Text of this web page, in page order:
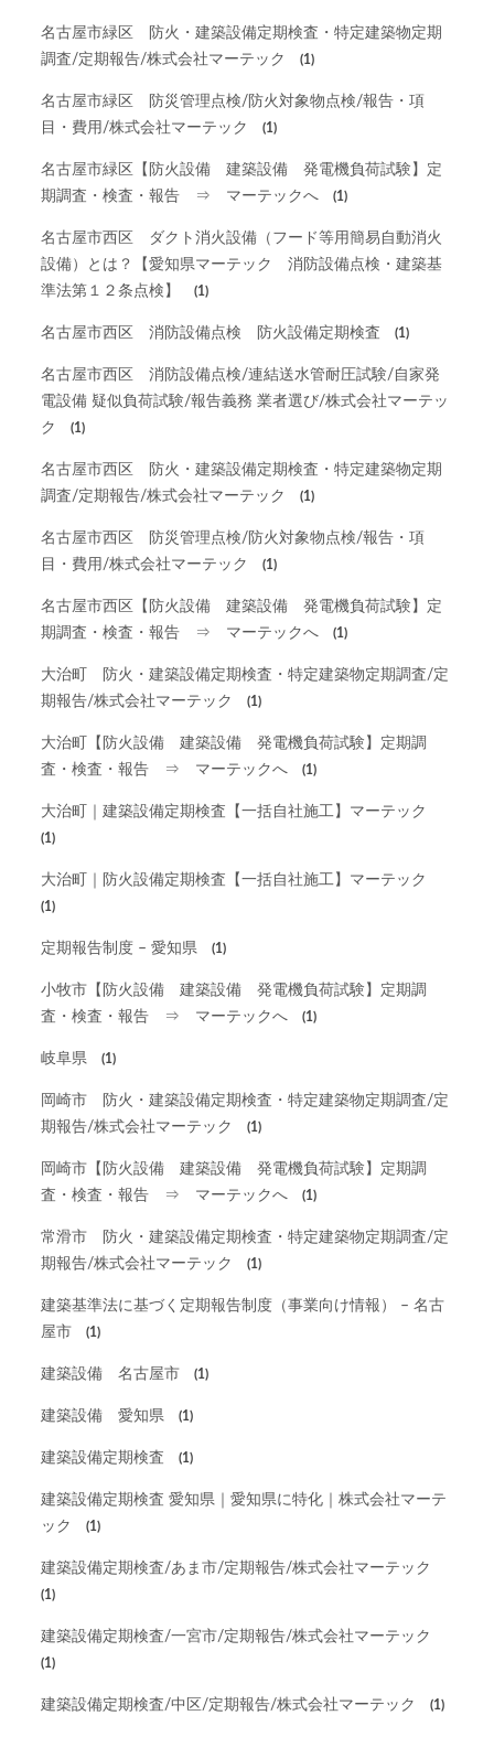
名古屋市緑区 防火・建築設備定期検査・特定建築物定期
調査/定期報告/株式会社マーテック
(1)
名古屋市緑区 防災管理点検/防火対象物点検/報告・項
目・費用/株式会社マーテック
(1)
名古屋市緑区【防火設備 建築設備 発電機負荷試験】定
期調査・検査・報告 ⇒ マーテックへ
(1)
名古屋市西区 ダクト消火設備（フード等用簡易自動消火
設備）とは？【愛知県マーテック 消防設備点検・建築基
準法第１２条点検】
(1)
名古屋市西区 消防設備点検 防火設備定期検査 (1)
名古屋市西区 消防設備点検/連結送水管耐圧試験/自家発
電設備 疑似負荷試験/報告義務 業者選び/株式会社マーテッ
ク
(1)
名古屋市西区 防火・建築設備定期検査・特定建築物定期
調査/定期報告/株式会社マーテック
(1)
名古屋市西区 防災管理点検/防火対象物点検/報告・項
目・費用/株式会社マーテック
(1)
名古屋市西区【防火設備 建築設備 発電機負荷試験】定
期調査・検査・報告 ⇒ マーテックへ
(1)
大治町 防火・建築設備定期検査・特定建築物定期調査/定
期報告/株式会社マーテック
(1)
大治町【防火設備 建築設備 発電機負荷試験】定期調
査・検査・報告 ⇒ マーテックへ
(1)
大治町｜建築設備定期検査【一括自社施工】マーテック
(1)
大治町｜防火設備定期検査【一括自社施工】マーテック
(1)
定期報告制度 – 愛知県 (1)
小牧市【防火設備 建築設備 発電機負荷試験】定期調
査・検査・報告 ⇒ マーテックへ
(1)
岐阜県 (1)
岡崎市 防火・建築設備定期検査・特定建築物定期調査/定
期報告/株式会社マーテック
(1)
岡崎市【防火設備 建築設備 発電機負荷試験】定期調
査・検査・報告 ⇒ マーテックへ
(1)
常滑市 防火・建築設備定期検査・特定建築物定期調査/定
期報告/株式会社マーテック
(1)
建築基準法に基づく定期報告制度（事業向け情報） – 名古
屋市
(1)
建築設備 名古屋市 (1)
建築設備 愛知県 (1)
建築設備定期検査 (1)
建築設備定期検査 愛知県｜愛知県に特化｜株式会社マーテ
ック
(1)
建築設備定期検査/あま市/定期報告/株式会社マーテック
(1)
建築設備定期検査/一宮市/定期報告/株式会社マーテック
(1)
建築設備定期検査/中区/定期報告/株式会社マーテック (1)